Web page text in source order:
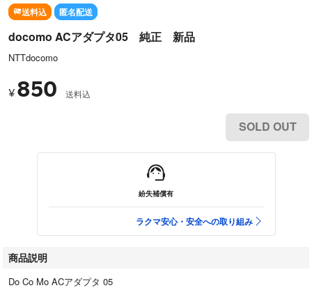
送料込 匿名配送
docomo ACアダプタ05 純正 新品
NTTdocomo
¥ 850 送料込
SOLD OUT
紛失補償有
ラクマ安心・安全への取り組み
商品説明
Do Co Mo ACアダプタ 05